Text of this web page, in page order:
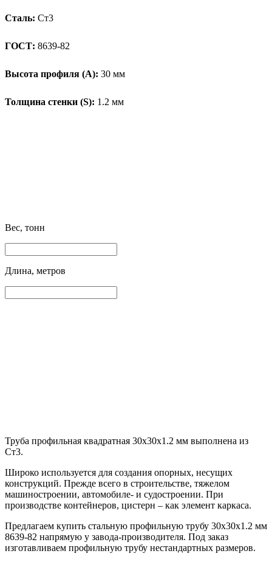
Сталь: Ст3
ГОСТ: 8639-82
Высота профиля (А): 30 мм
Толщина стенки (S): 1.2 мм
Вес, тонн
Длина, метров
Труба профильная квадратная 30х30х1.2 мм выполнена из
Ст3.
Широко используется для создания опорных, несущих
конструкций. Прежде всего в строительстве, тяжелом
машиностроении, автомобиле- и судостроении. При
производстве контейнеров, цистерн – как элемент каркаса.
Предлагаем купить стальную профильную трубу 30х30х1.2 мм
8639-82 напрямую у завода-производителя. Под заказ
изготавливаем профильную трубу нестандартных размеров.